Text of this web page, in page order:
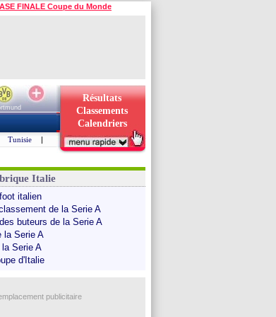
FINALE Coupe du Monde
Résultats
Classements
Calendriers
Tunisie |
Italie
italien
de la Serie A
buteurs de la Serie A
la Serie A
la Serie A
d'Italie
publicitaire